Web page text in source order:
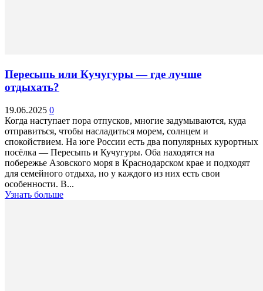
Пересыпь или Кучугуры — где лучше
отдыхать?
19.06.2025 0
Когда наступает пора отпусков, многие задумываются, куда
отправиться, чтобы насладиться морем, солнцем и
спокойствием. На юге России есть два популярных курортных
посёлка — Пересыпь и Кучугуры. Оба находятся на
побережье Азовского моря в Краснодарском крае и подходят
для семейного отдыха, но у каждого из них есть свои
особенности. В...
Узнать больше